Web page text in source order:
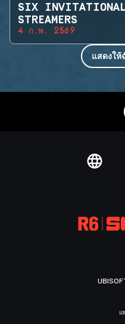
SIX
STREAMERS
4 ก.พ. 2569
แสดงให้
แ